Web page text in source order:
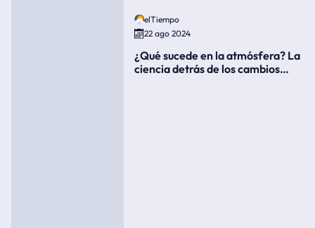
elTiempo
22 ago 2024
¿Qué sucede en la atmósfera? La
ciencia detrás de los cambios